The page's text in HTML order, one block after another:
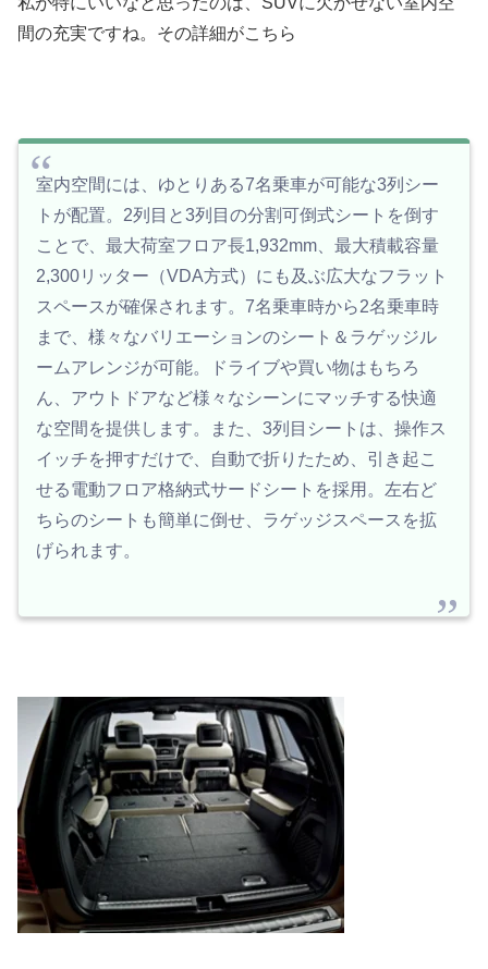
間の充実ですね。その詳細がこちら
室内空間には、ゆとりある7名乗車が可能な3列シー
トが配置。2列目と3列目の分割可倒式シートを倒す
ことで、最大荷室フロア長1,932mm、最大積載容量
2,300リッター（VDA方式）にも及ぶ広大なフラット
スペースが確保されます。7名乗車時から2名乗車時
まで、様々なバリエーションのシート＆ラゲッジル
ームアレンジが可能。ドライブや買い物はもちろ
ん、アウトドアなど様々なシーンにマッチする快適
な空間を提供します。また、3列目シートは、操作ス
イッチを押すだけで、自動で折りたため、引き起こ
せる電動フロア格納式サードシートを採用。左右ど
ちらのシートも簡単に倒せ、ラゲッジスペースを拡
げられます。